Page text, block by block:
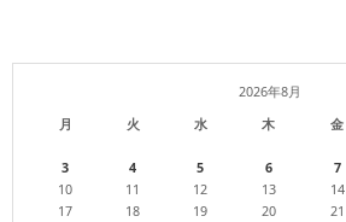
2026年8月
月
火 水 木 金
3
4 5 6 7
10
11 12 13 14
17
18 19 20 21